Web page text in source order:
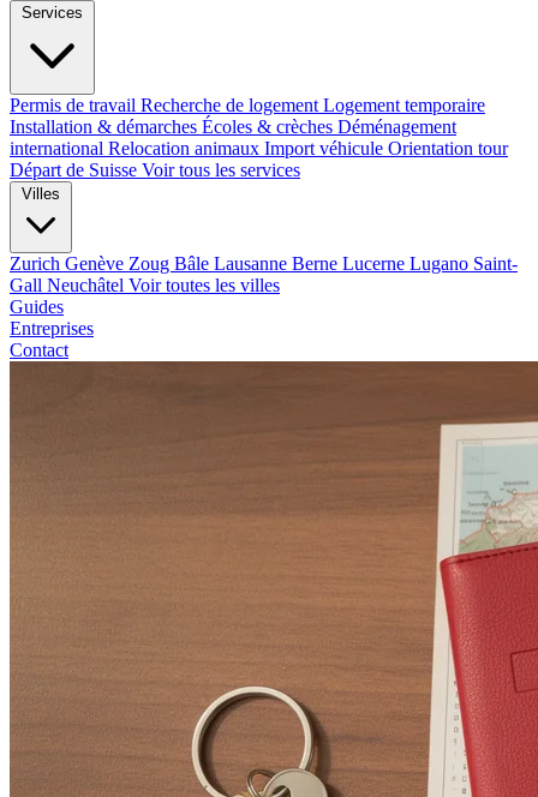
Services
Permis de travail Recherche de logement Logement temporaire
Installation & démarches Écoles & crèches Déménagement
international Relocation animaux Import véhicule Orientation tour
Départ de Suisse Voir tous les services
Villes
Zurich Genève Zoug Bâle Lausanne Berne Lucerne Lugano Saint-
Gall Neuchâtel Voir toutes les villes
Guides
Entreprises
Contact